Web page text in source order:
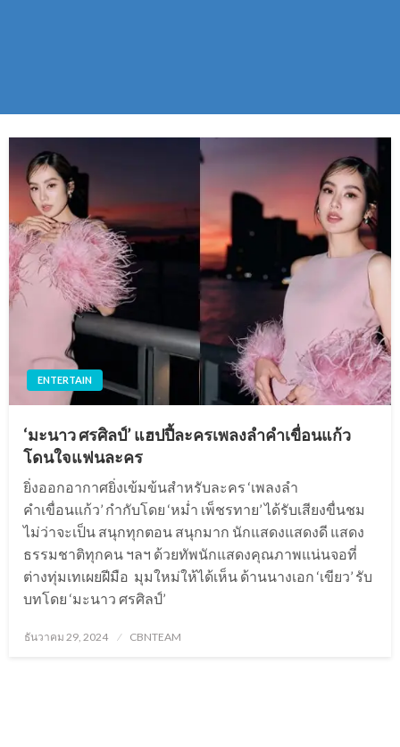
ENTERTAIN
‘มะนาว ศรศิลป์’ แฮปปี้ละครเพลงลำคำเขื่อนแก้ว
โดนใจแฟนละคร
ยิ่งออกอากาศยิ่งเข้มข้นสำหรับละคร ‘เพลงลำ
คำเขื่อนแก้ว’ กำกับโดย ‘หม่ำ เพ็ชรทาย’ ได้รับเสียงขื่นชม
ไม่ว่าจะเป็น สนุกทุกตอน สนุกมาก นักแสดงแสดงดี แสดง
ธรรมชาติทุกคน ฯลฯ ด้วยทัพนักแสดงคุณภาพแน่นจอที่
ต่างทุ่มเทเผยฝีมือ มุมใหม่ให้ได้เห็น ด้านนางเอก ‘เขียว’ รับ
บทโดย ‘มะนาว ศรศิลป์’
Posted
ธันวาคม 29, 2024 CBNTEAM